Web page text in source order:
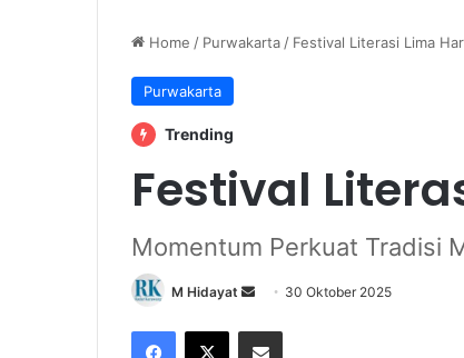
Home / Purwakarta / Festival Literasi Lima
Purwakarta
Trending
Festival
Momentum Perkuat Tradisi
M Hidayat
Send
email
30 Oktober 2025
Facebook
X Share via Email